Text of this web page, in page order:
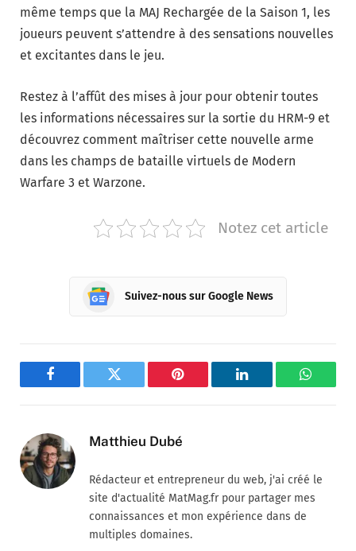
même temps que la MAJ Rechargée de la Saison 1, les
joueurs peuvent s’attendre à des sensations nouvelles
et excitantes dans le jeu.
Restez à l’affût des mises à jour pour obtenir toutes
les informations nécessaires sur la sortie du HRM-9 et
découvrez comment maîtriser cette nouvelle arme
dans les champs de bataille virtuels de Modern
Warfare 3 et Warzone.
Notez cet article
Suivez-nous sur Google News
Facebook Twitter Pinterest LinkedIn
Matthieu Dubé
Rédacteur et entrepreneur du web, j'ai créé le
site d'actualité MatMag.fr pour partager mes
connaissances et mon expérience dans de
multiples domaines.